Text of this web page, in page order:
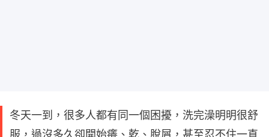
冬天一到，很多人都有同一個困擾，洗完澡明明很舒
服，過沒多久卻開始癢、乾、脫屑，甚至忍不住一直